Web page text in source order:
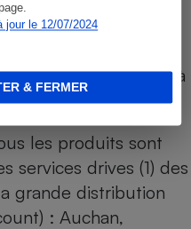
jour le 12/07/2024
& FERMER
sur l’ensemble
Les produits de
sont comparés à
concurrents.
les produits sont
services drives (1) des
grande distribution
: Auchan,